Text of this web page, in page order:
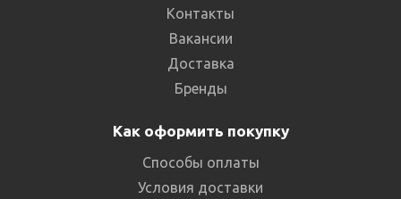
Контакты
Вакансии
Доставка
Бренды
Как оформить покупку
Способы оплаты
Условия доставки